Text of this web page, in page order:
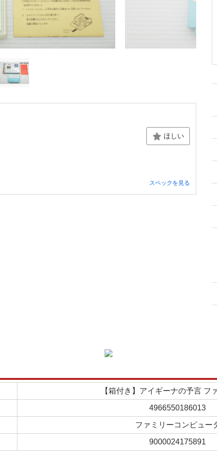
ほしい
スペックを見る